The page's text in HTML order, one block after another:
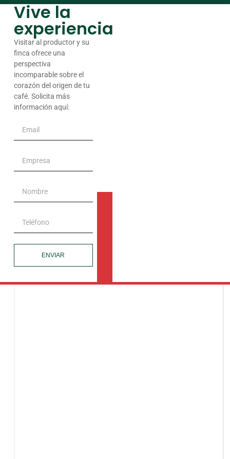
Vive la
experiencia
Visitar al productor y su
finca ofrece una
perspectiva
incomparable sobre el
corazón del origen de tu
café. Solicita más
información aquí:
ENVIAR